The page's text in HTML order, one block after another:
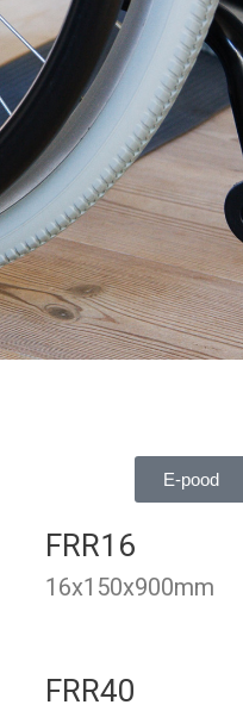
E-pood
FRR16
16x150x900mm
FRR40